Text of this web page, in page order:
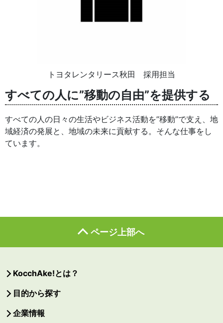
トヨタレンタリース秋田 採用担当
すべての人に”移動の自由”を提供する
すべての人の日々の生活やビジネス活動を”移動”で支え、地
域経済の発展と、地域の未来に貢献する。そんな仕事をし
ています。
ページ上部へ
KocchAke!とは？
目的から探す
企業情報